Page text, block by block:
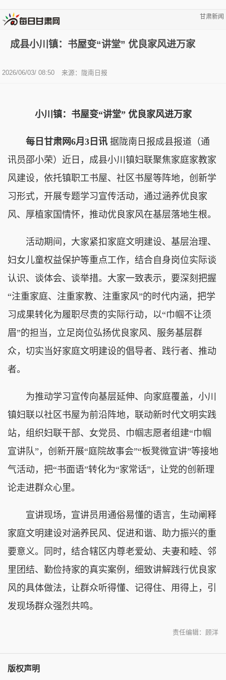
甘肃新闻
成县小川镇：书屋变“讲堂” 优良家风进万家
2026/06/03/ 08:50 来源：陇南日报
小川镇：书屋变“讲堂” 优良家风进万家
每日甘肃网6月3日讯 据陇南日报成县报道（通
讯员邵小荣）近日，成县小川镇妇联聚焦家庭家教家
风建设，依托镇职工书屋、社区书屋等阵地，创新学
习形式，开展专题学习宣传活动，通过涵养优良家
风、厚植家国情怀，推动优良家风在基层落地生根。
活动期间，大家紧扣家庭文明建设、基层治理、
妇女儿童权益保护等重点工作，结合自身岗位实际谈
认识、谈体会、谈举措。大家一致表示，要深刻把握
“注重家庭、注重家教、注重家风”的时代内涵，把学
习成果转化为履职尽责的实际行动，以“巾帼不让须
眉”的担当，立足岗位弘扬优良家风、服务基层群
众，切实当好家庭文明建设的倡导者、践行者、推动
者。
为推动学习宣传向基层延伸、向家庭覆盖，小川
镇妇联以社区书屋为前沿阵地，联动新时代文明实践
站，组织妇联干部、女党员、巾帼志愿者组建“巾帼
宣讲队”，创新开展“庭院故事会”“板凳微宣讲”等接地
气活动，把“书面语”转化为“家常话”，让党的创新理
论走进群众心里。
宣讲现场，宣讲员用通俗易懂的语言，生动阐释
家庭文明建设对涵养民风、促进和谐、助力振兴的重
要意义。同时，结合辖区内尊老爱幼、夫妻和睦、邻
里团结、勤俭持家的真实案例，细致讲解践行优良家
风的具体做法，让群众听得懂、记得住、用得上，引
发现场群众强烈共鸣。
责任编辑：顾洋
版权声明